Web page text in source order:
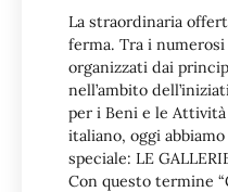
La straordinaria
ferma. Tra i
organizzati dai
nell’ambito
per i Beni e le
italiano, oggi
speciale: LE
Con questo termine